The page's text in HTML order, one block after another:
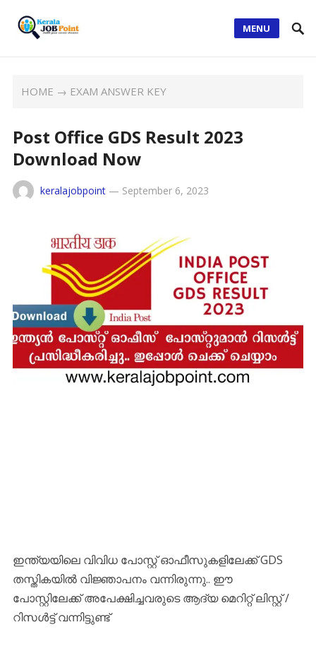
MENU
HOME → EXAM ANSWER KEY
Post Office GDS Result 2023
Download Now
keralajobpoint— September 6, 2023
ഇന്ത്യയിലെ വിവിധ പോസ്റ്റ് ഓഫീസുകളിലേക്ക് GDS
തസ്തികയിൽ വിജ്ഞാപനം വന്നിരുന്നു.. ഈ
പോസ്റ്റിലേക്ക് അപേക്ഷിച്ചവരുടെ ആദ്യ മെറിറ്റ് ലിസ്റ്റ് /
റിസൾട്ട് വന്നിട്ടുണ്ട്